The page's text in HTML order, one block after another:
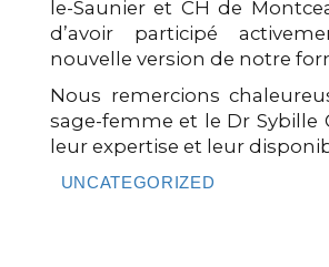
le-Saunier et CH de
d’avoir participé
nouvelle version de notre
Nous remercions
sage-femme et le Dr Sybille
leur expertise et leur
UNCATEGORIZED